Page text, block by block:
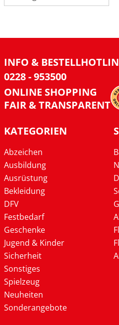
INFO &
0228 - 953500
ONLINE SHOPPING
FAIR & TRANSPARENT
KATEGORIEN
Abzeichen
Ausbildung
Ausrüstung
Bekleidung
DFV
Festbedarf
Geschenke
Jugend & Kinder
Sicherheit
Sonstiges
Spielzeug
Neuheiten
Sonderangebote